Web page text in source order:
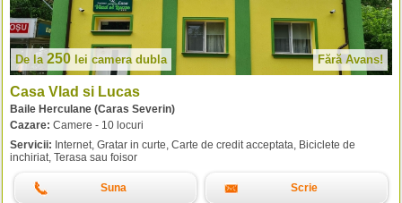
De la 250 lei camera dubla Fără Avans!
Casa Vlad si Lucas
Baile Herculane (Caras Severin)
Cazare: Camere - 10 locuri
Servicii: Internet, Gratar in curte, Carte de credit acceptata, Biciclete de
inchiriat, Terasa sau foisor
Suna Scrie